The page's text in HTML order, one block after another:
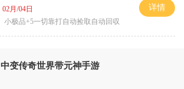
02月/04日
小极品+5一切靠打自动捡取自动回収
详情
中变传奇世界带元神手游